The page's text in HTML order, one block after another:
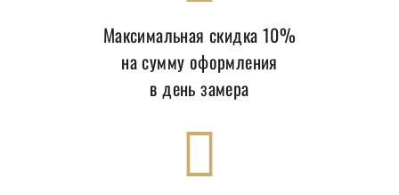
Максимальная скидка 10%
на сумму оформления
в день замера